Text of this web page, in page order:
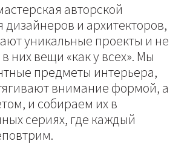
авторской
дизайнеров и архитекторов,
уникальные проекты и не
в них вещи «как у всех». Мы
предметы интерьера,
внимание формой, а
и собираем их в
сериях, где каждый